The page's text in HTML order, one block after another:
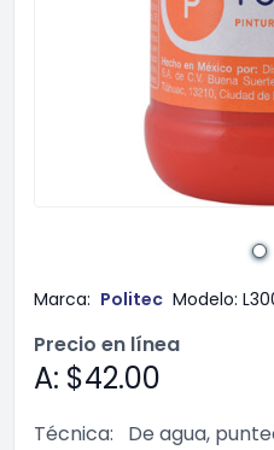
Marca: Politec Modelo:
Precio en línea
A: $42.00
Técnica:
De agua,